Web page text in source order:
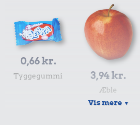
0,66 kr.
Tyggegummi 3,94 kr.
Æble
Vis mere ▼